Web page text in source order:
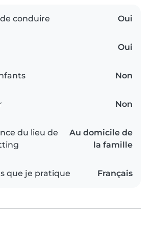
conduire Oui
Oui
Non
Non
du lieu de
Au domicile de
la famille
que je pratique Français